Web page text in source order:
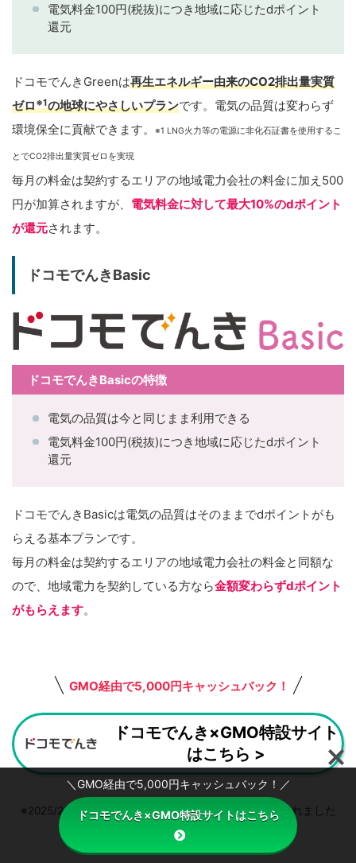
電気料金100円(税抜)につき地域に応じたdポイント
還元
ドコモでんきGreenは再生エネルギー由来のCO2排出量実質
ゼロ※1の地球にやさしいプランです。電気の品質は変わらず
環境保全に貢献できます。
※1 LNG火力等の電源に非化石証書を使用するこ
とでCO2排出量実質ゼロを実現
毎月の料金は契約するエリアの地域電力会社の料金に加え500
円が加算されますが、 電気料金に対して最大10%のdポイント
が還元されます。
ドコモでんきBasic
ドコモでんきBasicの特徴
電気の品質は今と同じまま利用できる
電気料金100円(税抜)につき地域に応じたdポイント
還元
ドコモでんきBasicは電気の品質はそのままでdポイントがも
らえる基本プランです。
毎月の料金は契約するエリアの地域電力会社の料金と同額な
ので、地域電力を契約している方なら金額変わらずdポイント
がもらえます。
GMO経由で5,000円キャッシュバック！
ドコモでんき×GMO特設サイト
はこちら >
※2025/2/28より東京・東北エリアの新規受付が再開されました
＼GMO経由で5,000円キャッシュバック！／
ドコモでんき×GMO特設サイトはこちら